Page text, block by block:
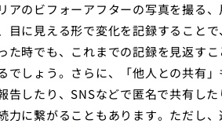
アのビフォーアフターの写真を撮る
目に見える形で変化を記録すること
た時でも、これまでの記録を見返す
でしょう。さらに、「他人との共有
告したり、SNSなどで匿名で共有し
力に繋がることもあります。ただし